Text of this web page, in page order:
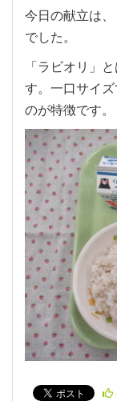
今日の献立は
でした。
「ラビオリ」
す。一口サイ
のが特徴です。